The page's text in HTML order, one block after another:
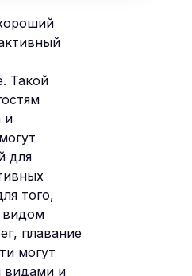
Такой
и
для
того,
видом
плавание
могут
видами и